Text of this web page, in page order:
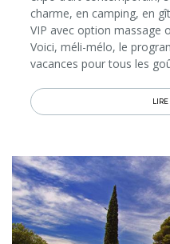
charme, en camping, en
VIP avec option massage
Voici, méli-mélo, le
vacances pour tous les
aux vols vers
Narbonne…